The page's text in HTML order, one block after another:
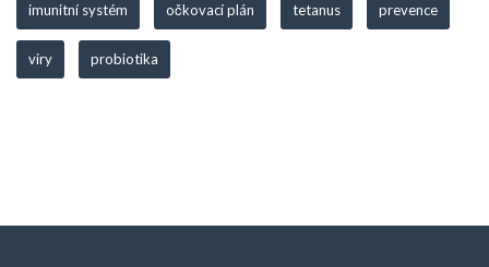
imunitní systém očkovací plán tetanus prevence
viry probiotika